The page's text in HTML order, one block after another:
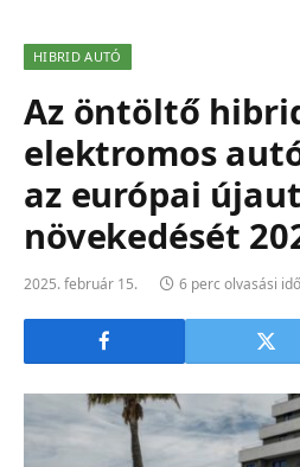
HIBRID AUTÓ
Az öntöltő
elektromos
az európai
növekedését
2025. február 15. 6 perc olvasási idő